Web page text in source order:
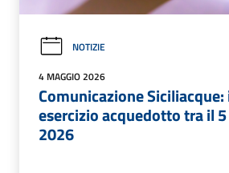
NOTIZIE
4 MAGGIO 2026
Comunicazione
esercizio acquedotto tra il
2026